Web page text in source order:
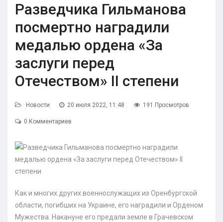
Разведчика Гильманова
посмертно наградили
медалью ордена «За
заслуги перед
Отечеством» II степени
Новости 20 июля 2022, 11:48 191 Просмотров
0 Комментариев
Как и многих других военнослужащих из Оренбургской
области, погибших на Украине, его наградили и Орденом
Мужества. Накануне его предали земле в Грачевском